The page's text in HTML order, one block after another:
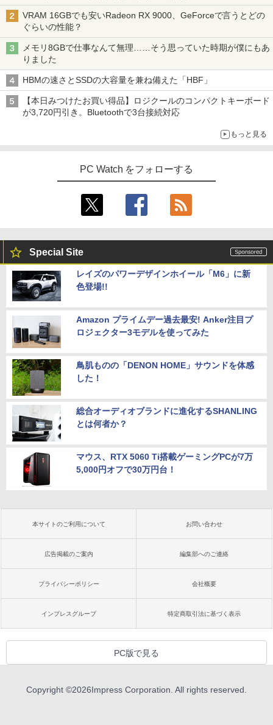
VRAM 16GBでも安いRadeon RX 9000、GeForceで言うとどの
ぐらいの性能？
メモリ8GBで仕事なんて無理……そう思っていた時期が僕にもあ
りました
HBMの速さとSSDの大容量を兼ね備えた「HBF」
【本日みつけたお買い得品】ロジクールのコンパクトキーボード
が3,720円引き。Bluetoothで3台接続対応
もっと見る
PC Watch をフォローする
Special Site
レイズのパワーデザインホイール「M6」に新
色登場!!
Amazon プライムデー過去最安! Anker注目プ
ロジェクター3モデルを使ってみた
鳥肌ものの「DENON HOME」サウンドを体感
した！
総合オーディオブランドに進化するSHANLING
とは何者か？
マウス、RTX 5060 Ti搭載ゲーミングPCが7万
5,000円オフで30万円台！
本サイトのご利用について お問い合わせ
広告掲載のご案内 編集部へのご連絡
プライバシーポリシー 会社概要
インプレスグループ 特定商取引法に基づく表示
PC版で見る
Copyright ©2026Impress Corporation. All rights reserved.